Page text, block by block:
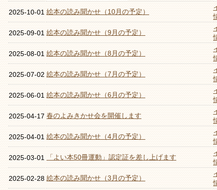
2025-10-01 絵本の読み聞かせ（10月の予定）
2025-09-01 絵本の読み聞かせ（9月の予定）
2025-08-01 絵本の読み聞かせ（8月の予定）
2025-07-02 絵本の読み聞かせ（7月の予定）
2025-06-01 絵本の読み聞かせ（6月の予定）
2025-04-17 春のよみきかせ会を開催します
2025-04-01 絵本の読み聞かせ（4月の予定）
2025-03-01 「よい本50冊運動」認定証を差し上げます
2025-02-28 絵本の読み聞かせ（3月の予定）